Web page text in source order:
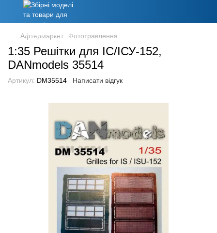
Афтермаркет Фототравлення
1:35 Решітки для ІС/ІСУ-152,
DANmodels 35514
Артикул: DM35514 Написати відгук